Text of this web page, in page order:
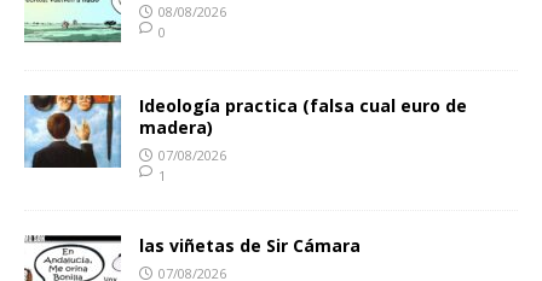
08/08/2026
0
Ideología practica (falsa cual euro de
madera)
07/08/2026
1
las viñetas de Sir Cámara
07/08/2026